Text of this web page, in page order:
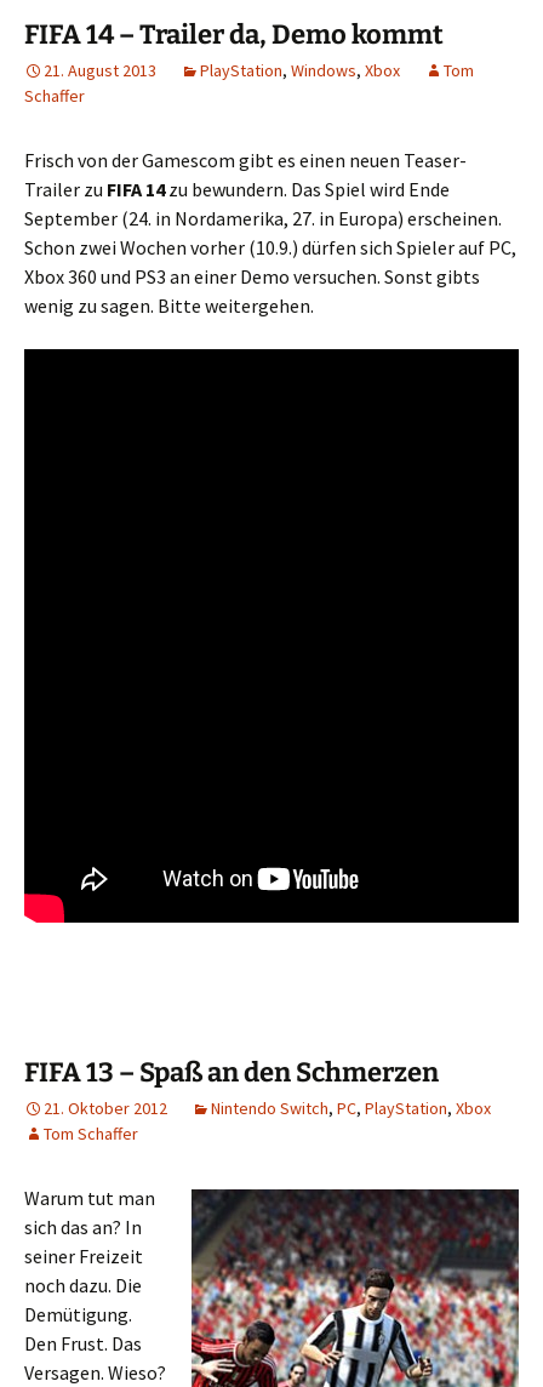
FIFA 14 – Trailer da, Demo kommt
21. August 2013 PlayStation, Windows, Xbox
Tom
Schaffer
Frisch von der Gamescom gibt es einen neuen Teaser-
Trailer zu FIFA 14zu bewundern. Das Spiel wird Ende
September (24. in Nordamerika, 27. in Europa) erscheinen.
Schon zwei Wochen vorher (10.9.) dürfen sich Spieler auf PC,
Xbox 360 und PS3 an einer Demo versuchen. Sonst gibts
wenig zu sagen. Bitte weitergehen.
FIFA 13 – Spaß an den Schmerzen
21. Oktober 2012 Nintendo Switch, PC, PlayStation, Xbox
Tom Schaffer
Warum tut man
sich das an? In
seiner Freizeit
noch dazu. Die
Demütigung.
Den Frust. Das
Versagen. Wieso?